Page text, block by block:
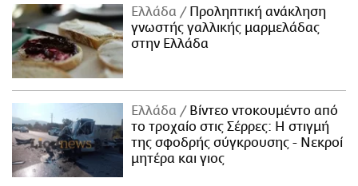
Ελλάδα
Προληπτική ανάκληση
γνωστής γαλλικής μαρμελάδας
στην Ελλάδα
Ελλάδα
Βίντεο ντοκουμέντο από
το τροχαίο στις Σέρρες: Η στιγμή
της σφοδρής σύγκρουσης - Νεκροί
μητέρα και γιος